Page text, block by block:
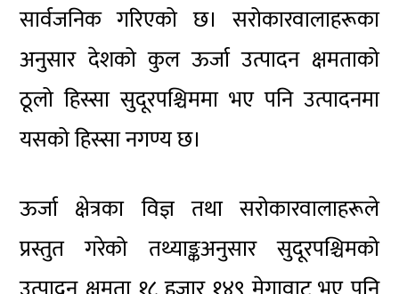
सार्वजनिक गरिएको छ। सरोकारवालाहरूका
अनुसार देशको कुल ऊर्जा उत्पादन क्षमताको
ठूलो हिस्सा सुदूरपश्चिममा भए पनि उत्पादनमा
यसको हिस्सा नगण्य छ।
ऊर्जा क्षेत्रका विज्ञ तथा सरोकारवालाहरूले
प्रस्तुत गरेको तथ्याङ्कअनुसार सुदूरपश्चिमको